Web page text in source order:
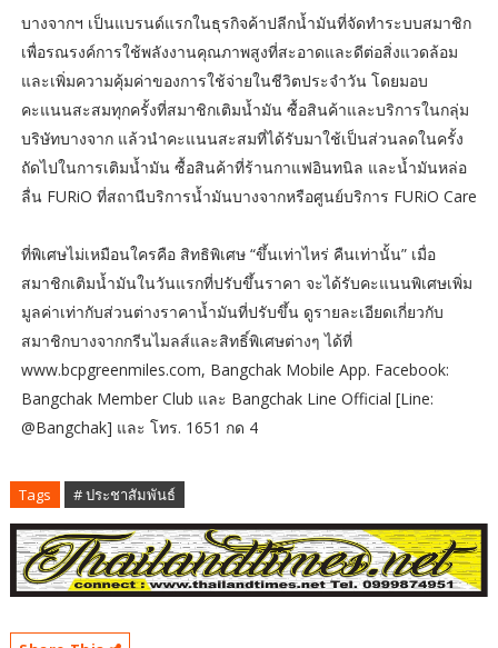
บางจากฯ เป็นแบรนด์แรกในธุรกิจค้าปลีกน้ำมันที่จัดทำระบบสมาชิก
เพื่อรณรงค์การใช้พลังงานคุณภาพสูงที่สะอาดและดีต่อสิ่งแวดล้อม
และเพิ่มความคุ้มค่าของการใช้จ่ายในชีวิตประจำวัน โดยมอบ
คะแนนสะสมทุกครั้งที่สมาชิกเติมน้ำมัน ซื้อสินค้าและบริการในกลุ่ม
บริษัทบางจาก แล้วนำคะแนนสะสมที่ได้รับมาใช้เป็นส่วนลดในครั้ง
ถัดไปในการเติมน้ำมัน ซื้อสินค้าที่ร้านกาแฟอินทนิล และน้ำมันหล่อ
ลื่น FURiO ที่สถานีบริการน้ำมันบางจากหรือศูนย์บริการ FURiO Care
ที่พิเศษไม่เหมือนใครคือ สิทธิพิเศษ “ขึ้นเท่าไหร่ คืนเท่านั้น” เมื่อ
สมาชิกเติมน้ำมันในวันแรกที่ปรับขึ้นราคา จะได้รับคะแนนพิเศษเพิ่ม
มูลค่าเท่ากับส่วนต่างราคาน้ำมันที่ปรับขึ้น ดูรายละเอียดเกี่ยวกับ
สมาชิกบางจากกรีนไมลส์และสิทธิ์พิเศษต่างๆ ได้ที่
www.bcpgreenmiles.com, Bangchak Mobile App. Facebook:
Bangchak Member Club และ Bangchak Line Official [Line:
@Bangchak] และ โทร. 1651 กด 4
Tags # ประชาสัมพันธ์